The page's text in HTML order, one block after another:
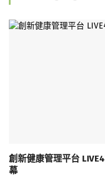
創新健康管理平台
幕